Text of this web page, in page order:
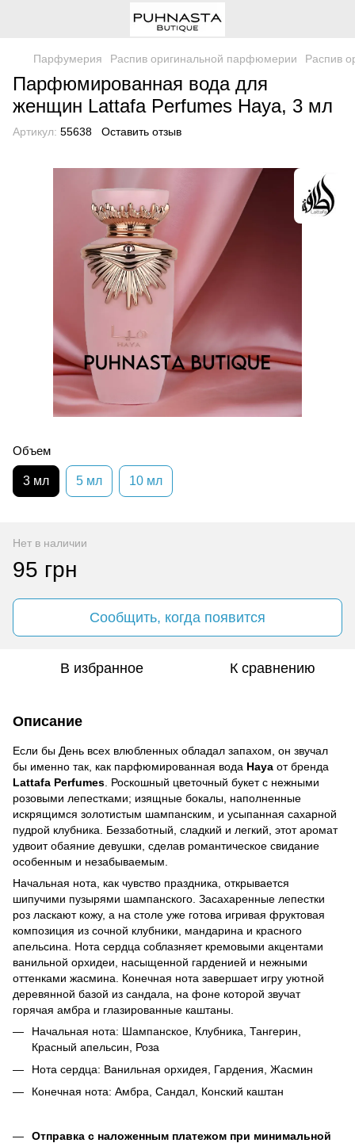
Парфумерия Распив оригинальной парфюмерии Распив
Парфюмированная вода для
женщин Lattafa Perfumes Haya, 3 мл
Артикул: 55638 Оставить отзыв
Объем
3 мл 5 мл 10 мл
Нет в наличии
95 грн
Сообщить, когда появится
В избранное К сравнению
Описание
Если бы День всех влюбленных обладал запахом, он звучал
бы именно так, как парфюмированная вода Haya от бренда
Lattafa Perfumes . Роскошный цветочный букет с нежными
розовыми лепестками; изящные бокалы, наполненные
искрящимся золотистым шампанским, и усыпанная сахарной
пудрой клубника. Беззаботный, сладкий и легкий, этот аромат
удвоит обаяние девушки, сделав романтическое свидание
особенным и незабываемым.
Начальная нота, как чувство праздника, открывается
шипучими пузырями шампанского. Засахаренные лепестки
роз ласкают кожу, а на столе уже готова игривая фруктовая
композиция из сочной клубники, мандарина и красного
апельсина. Нота сердца соблазняет кремовыми акцентами
ванильной орхидеи, насыщенной гарденией и нежными
оттенками жасмина. Конечная нота завершает игру уютной
деревянной базой из сандала, на фоне которой звучат
горячая амбра и глазированные каштаны.
Начальная нота: Шампанское, Клубника, Тангерин,
Красный апельсин, Роза
Нота сердца: Ванильная орхидея, Гардения, Жасмин
Конечная нота: Амбра, Сандал, Конский каштан
Отправка с наложенным платежом при минимальной